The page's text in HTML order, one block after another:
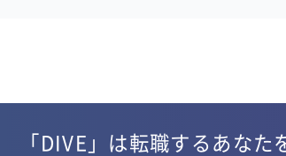
「DIVE」は転職するあなた